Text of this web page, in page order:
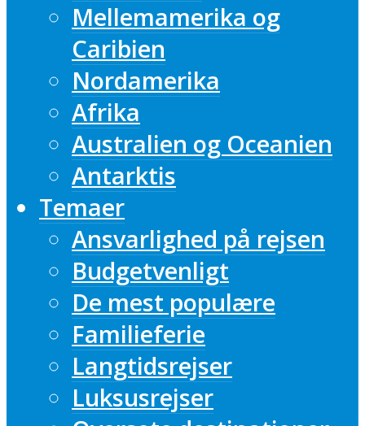
Mellemamerika og
Caribien
Nordamerika
Afrika
Australien og Oceanien
Antarktis
Temaer
Ansvarlighed på rejsen
Budgetvenligt
De mest populære
Familieferie
Langtidsrejser
Luksusrejser